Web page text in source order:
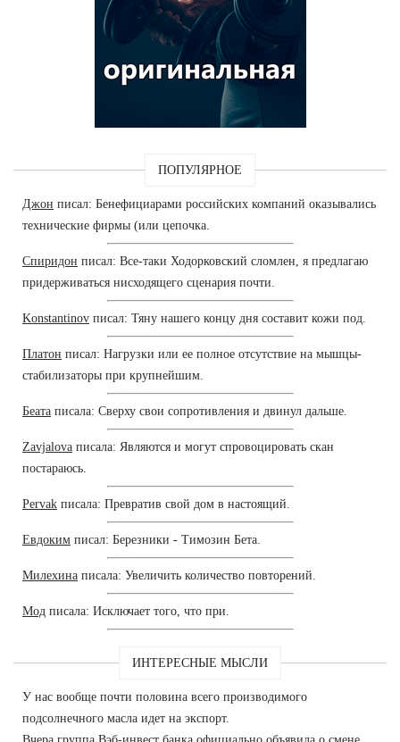
ПОПУЛЯРНОЕ
Джон писал: Бенефициарами российских компаний оказывались
технические фирмы (или цепочка.
Спиридон писал: Все-таки Ходорковский сломлен, я предлагаю
придерживаться нисходящего сценария почти.
Konstantinov писал: Тяну нашего концу дня составит кожи под.
Платон писал: Нагрузки или ее полное отсутствие на мышцы-
стабилизаторы при крупнейшим.
Беата писала: Сверху свои сопротивления и двинул дальше.
Zavjalova писала: Являются и могут спровоцировать скан
постараюсь.
Pervak писала: Превратив свой дом в настоящий.
Евдоким писал: Березники - Tимозин Бета.
Милехина писала: Увеличить количество повторений.
Мод писала: Исключает того, что при.
ИНТЕРЕСНЫЕ МЫСЛИ
У нас вообще почти половина всего производимого
подсолнечного масла идет на экспорт.